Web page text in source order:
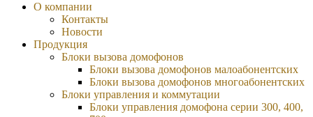
О компании
Контакты
Новости
Продукция
Блоки вызова домофонов
Блоки вызова домофонов малоабонентских
Блоки вызова домофонов многоабонентских
Блоки управления и коммутации
Блоки управления домофона серии 300, 400,